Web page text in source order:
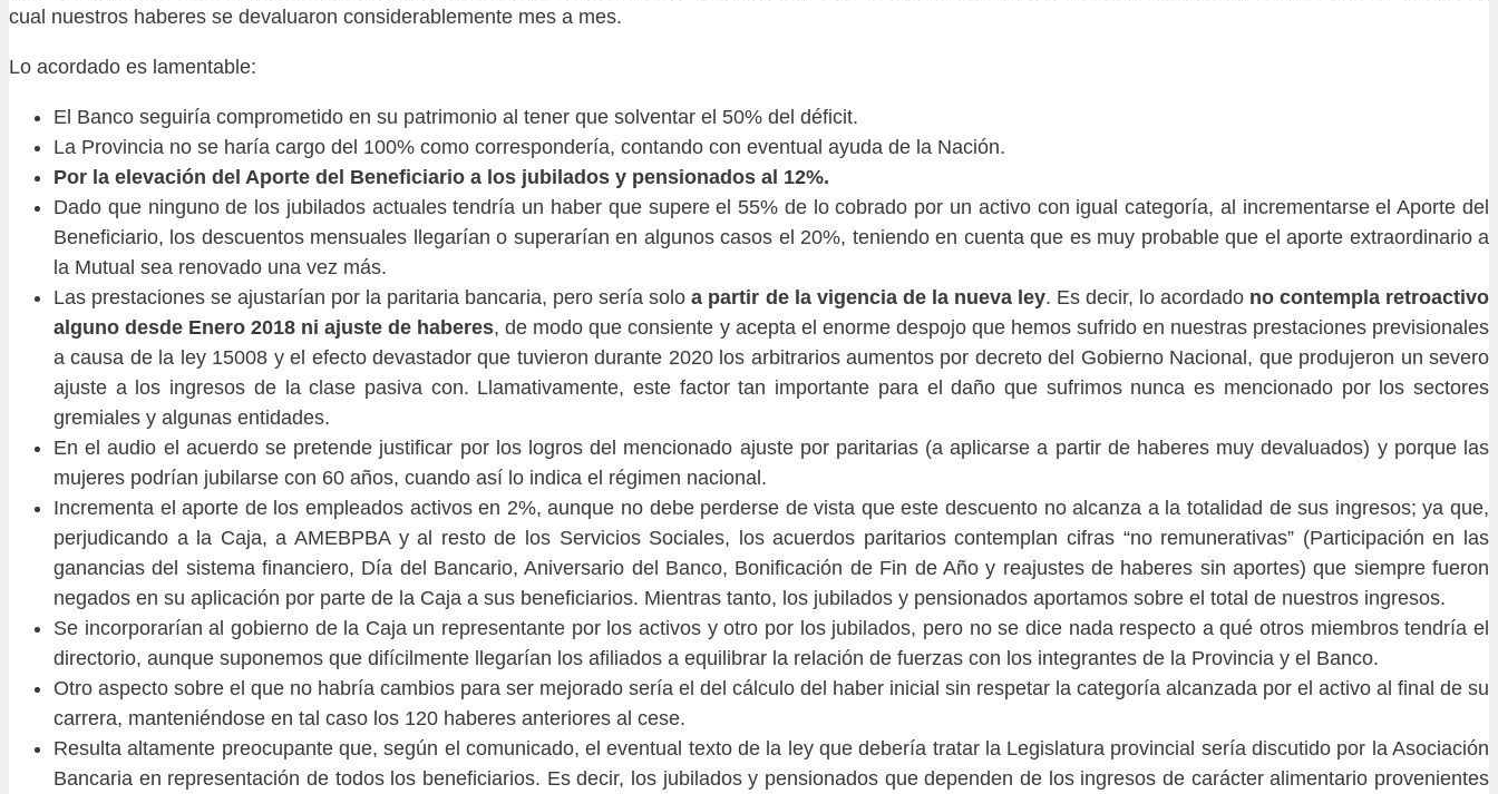
cual nuestros haberes se devaluaron considerablemente mes a mes.
Lo acordado es lamentable:
El Banco seguiría comprometido en su patrimonio al tener que solventar el 50% del déficit.
La Provincia no se haría cargo del 100% como correspondería, contando con eventual ayuda de la Nación.
Por la elevación del Aporte del Beneficiario a los jubilados y pensionados al 12%.
Dado que ninguno de los jubilados actuales tendría un haber que supere el 55% de lo cobrado por un activo con igual categoría, al incrementarse el Aporte del
Beneficiario, los descuentos mensuales llegarían o superarían en algunos casos el 20%, teniendo en cuenta que es muy probable que el aporte extraordinario a
la Mutual sea renovado una vez más.
Las prestaciones se ajustarían por la paritaria bancaria, pero sería soloa partir de la vigencia de la nueva ley. Es decir, lo acordado no contempla retroactivo
alguno desde Enero 2018 ni ajuste de haberes, de modo que consiente y acepta el enorme despojo que hemos sufrido en nuestras prestaciones previsionales
a causa de la ley 15008 y el efecto devastador que tuvieron durante 2020 los arbitrarios aumentos por decreto del Gobierno Nacional, que produjeron un severo
ajuste a los ingresos de la clase pasiva con. Llamativamente, este factor tan importante para el daño que sufrimos nunca es mencionado por los sectores
gremiales y algunas entidades.
En el audio el acuerdo se pretende justificar por los logros del mencionado ajuste por paritarias (a aplicarse a partir de haberes muy devaluados) y porque las
mujeres podrían jubilarse con 60 años, cuando así lo indica el régimen nacional.
Incrementa el aporte de los empleados activos en 2%, aunque no debe perderse de vista que este descuento no alcanza a la totalidad de sus ingresos; ya que,
perjudicando a la Caja, a AMEBPBA y al resto de los Servicios Sociales, los acuerdos paritarios contemplan cifras “no remunerativas” (Participación en las
ganancias del sistema financiero, Día del Bancario, Aniversario del Banco, Bonificación de Fin de Año y reajustes de haberes sin aportes) que siempre fueron
negados en su aplicación por parte de la Caja a sus beneficiarios. Mientras tanto, los jubilados y pensionados aportamos sobre el total de nuestros ingresos.
Se incorporarían al gobierno de la Caja un representante por los activos y otro por los jubilados, pero no se dice nada respecto a qué otros miembros tendría el
directorio, aunque suponemos que difícilmente llegarían los afiliados a equilibrar la relación de fuerzas con los integrantes de la Provincia y el Banco.
Otro aspecto sobre el que no habría cambios para ser mejorado sería el del cálculo del haber inicial sin respetar la categoría alcanzada por el activo al final de su
carrera, manteniéndose en tal caso los 120 haberes anteriores al cese.
Resulta altamente preocupante que, según el comunicado, el eventual texto de la ley que debería tratar la Legislatura provincial sería discutido por la Asociación
Bancaria en representación de todos los beneficiarios. Es decir, los jubilados y pensionados que dependen de los ingresos de carácter alimentario provenientes